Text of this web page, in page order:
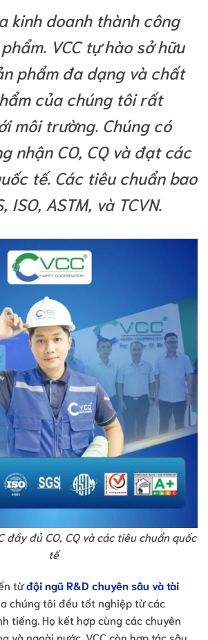
kinh doanh thành công
VCC tự hào sở hữu
phẩm đa dạng và chất
của chúng tôi rất
môi trường. Chúng có
nhận CO, CQ và đạt các
tế. Các tiêu chuẩn bao
ISO, ASTM, và TCVN.
đầy đủ CO, CQ và các tiêu chuẩn quốc
tế
từđội ngũ R&D chuyên sâu và tài
chúng tôi đều tốt nghiệp từ các
tiếng. Họ kết hợp cùng các chuyên